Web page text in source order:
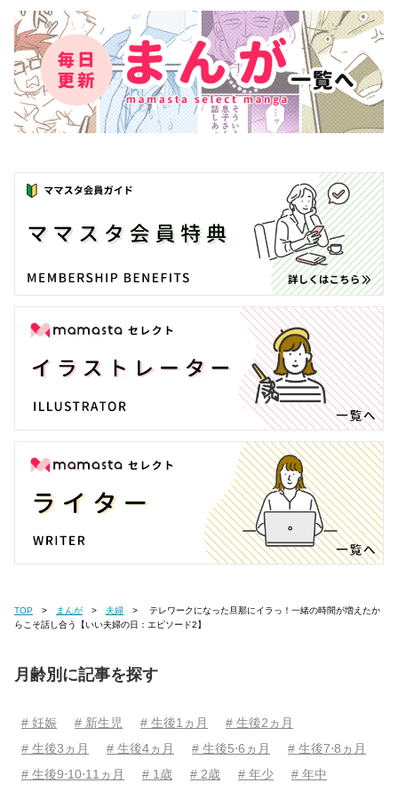
TOP まんが 夫婦
らこそ話し合う【いい夫婦の日：エピソード2】
月齢別に記事を探す
# 妊娠 # 新生児 # 生後1ヵ月
# 生後2ヵ月
# 生後3ヵ月
# 生後4ヵ月 # 生後5⋅6ヵ月
# 生後7⋅8ヵ月
# 生後9⋅10⋅11ヵ月
# 1歳 # 2歳 # 年少
# 年中